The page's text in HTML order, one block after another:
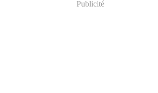
Publicité